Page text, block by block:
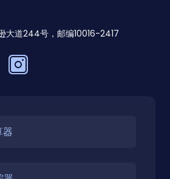
大道244号，邮编10016-2417
器